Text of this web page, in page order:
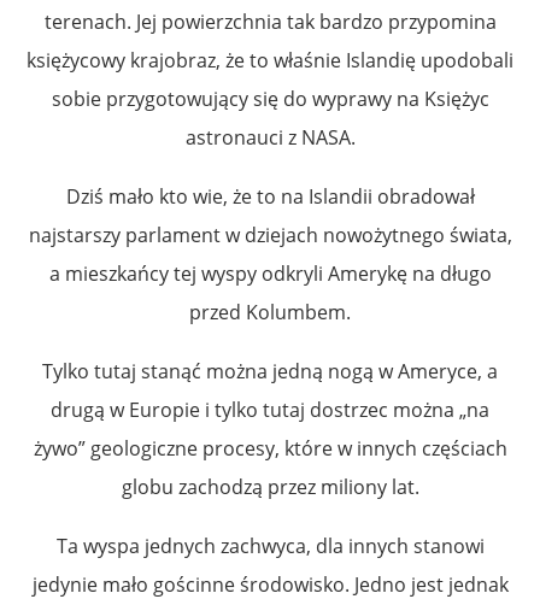
terenach. Jej powierzchnia tak bardzo przypomina
księżycowy krajobraz, że to właśnie Islandię upodobali
sobie przygotowujący się do wyprawy na Księżyc
astronauci z NASA.
Dziś mało kto wie, że to na Islandii obradował
najstarszy parlament w dziejach nowożytnego świata,
a mieszkańcy tej wyspy odkryli Amerykę na długo
przed Kolumbem.
Tylko tutaj stanąć można jedną nogą w Ameryce, a
drugą w Europie i tylko tutaj dostrzec można „na
żywo” geologiczne procesy, które w innych częściach
globu zachodzą przez miliony lat.
Ta wyspa jednych zachwyca, dla innych stanowi
jedynie mało gościnne środowisko. Jedno jest jednak